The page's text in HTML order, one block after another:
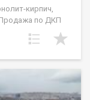
кирпич,
по ДКП